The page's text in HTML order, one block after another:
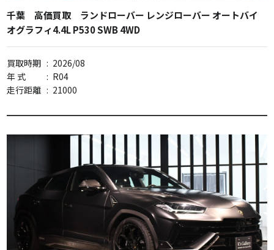
千葉 高価買取 ランドローバー レンジローバー オートバイ
オグラフィ4.4L P530 SWB 4WD
買取時期 : 2026/08
年 式
: R04
走行距離 : 21000